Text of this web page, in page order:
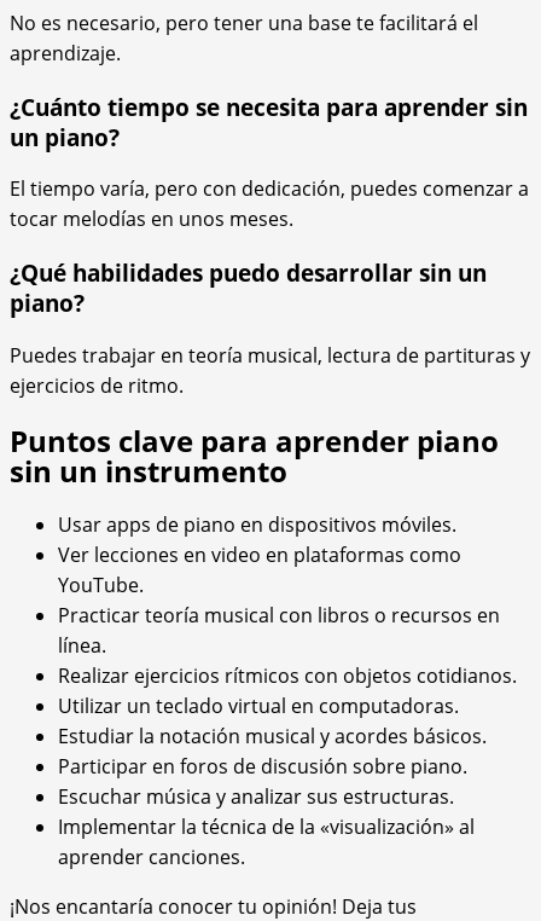
No es necesario, pero tener una base te facilitará el
aprendizaje.
¿Cuánto tiempo se necesita para aprender sin
un piano?
El tiempo varía, pero con dedicación, puedes comenzar a
tocar melodías en unos meses.
¿Qué habilidades puedo desarrollar sin un
piano?
Puedes trabajar en teoría musical, lectura de partituras y
ejercicios de ritmo.
Puntos clave para aprender piano
sin un instrumento
Usar apps de piano en dispositivos móviles.
Ver lecciones en video en plataformas como
YouTube.
Practicar teoría musical con libros o recursos en
línea.
Realizar ejercicios rítmicos con objetos cotidianos.
Utilizar un teclado virtual en computadoras.
Estudiar la notación musical y acordes básicos.
Participar en foros de discusión sobre piano.
Escuchar música y analizar sus estructuras.
Implementar la técnica de la «visualización» al
aprender canciones.
¡Nos encantaría conocer tu opinión! Deja tus